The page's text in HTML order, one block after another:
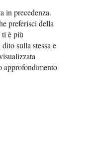
in precedenza.
preferisci della
ti è più
sulla stessa e
approfondimento